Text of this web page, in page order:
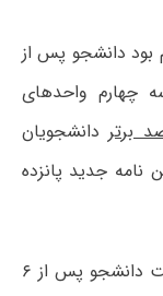
بود دانشجو پس از
چهارم واحدهای
برتردانشجویان
جدید پانزده
بنابراین، مطابق این آیین نامه، ضروری است دانشجو پس از ۶